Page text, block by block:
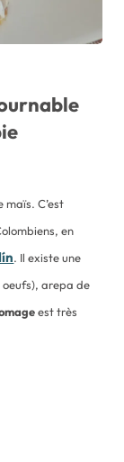
C’est
en
. Il existe une
arepa de
est très